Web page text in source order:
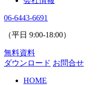
06-6443-6691
（平日 9:00-18:00）
無料資料
ダウンロード お問合せ
HOME